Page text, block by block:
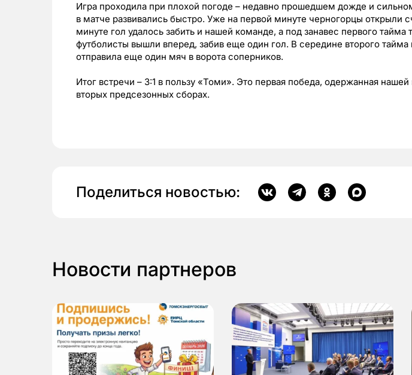
Игра проходила при плохой погоде – недавно прошедшем дожде и
в матче развивались быстро. Уже на первой минуте черногорцы открыли
минуте гол удалось забить и нашей команде, а под занавес первого тайма
футболисты вышли вперед, забив еще один гол. В середине второго
отправила еще один мяч в ворота соперников.
Итог встречи – 3:1 в пользу «Томи». Это первая победа, одержанная
вторых предсезонных сборах.
Поделиться новостью:
Новости партнеров